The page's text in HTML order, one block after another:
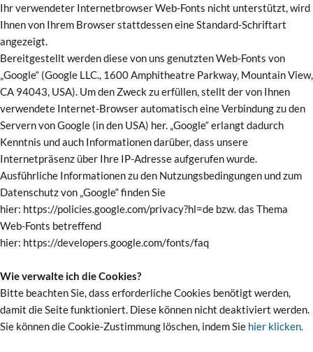
Ihr verwendeter Internetbrowser Web-Fonts nicht unterstützt, wird
Ihnen von Ihrem Browser stattdessen eine Standard-Schriftart
angezeigt.
Bereitgestellt werden diese von uns genutzten Web-Fonts von
„Google“ (Google LLC., 1600 Amphitheatre Parkway, Mountain View,
CA 94043, USA). Um den Zweck zu erfüllen, stellt der von Ihnen
verwendete Internet-Browser automatisch eine Verbindung zu den
Servern von Google (in den USA) her. „Google“ erlangt dadurch
Kenntnis und auch Informationen darüber, dass unsere
Internetpräsenz über Ihre IP-Adresse aufgerufen wurde.
Ausführliche Informationen zu den Nutzungsbedingungen und zum
Datenschutz von „Google“ finden Sie
hier: https://policies.google.com/privacy?hl=de bzw. das Thema
Web-Fonts betreffend
hier: https://developers.google.com/fonts/faq
Wie verwalte ich die Cookies?
Bitte beachten Sie, dass erforderliche Cookies benötigt werden,
damit die Seite funktioniert. Diese können nicht deaktiviert werden.
Sie können die Cookie-Zustimmung löschen, indem Sie hier klicken.